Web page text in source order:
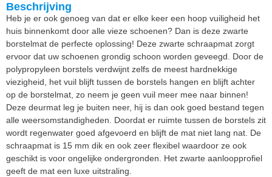
Beschrijving
Heb je er ook genoeg van dat er elke keer een hoop vuiligheid het
huis binnenkomt door alle vieze schoenen? Dan is deze zwarte
borstelmat de perfecte oplossing! Deze zwarte schraapmat zorgt
ervoor dat uw schoenen grondig schoon worden geveegd. Door de
polypropyleen borstels verdwijnt zelfs de meest hardnekkige
viezigheid, het vuil blijft tussen de borstels hangen en blijft achter
op de borstelmat, zo neem je geen vuil meer mee naar binnen!
Deze deurmat leg je buiten neer, hij is dan ook goed bestand tegen
alle weersomstandigheden. Doordat er ruimte tussen de borstels zit
wordt regenwater goed afgevoerd en blijft de mat niet lang nat. De
schraapmat is 15 mm dik en ook zeer flexibel waardoor ze ook
geschikt is voor ongelijke ondergronden. Het zwarte aanloopprofiel
geeft de mat een luxe uitstraling.